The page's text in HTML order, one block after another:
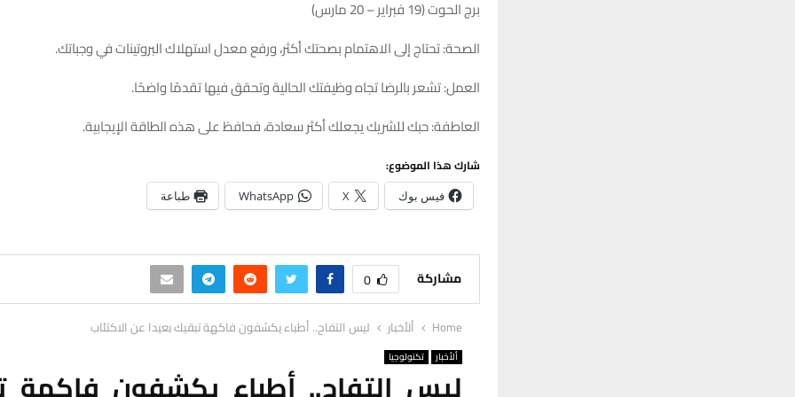
برج الحوت (19 فبراير – 20 مارس)
الصحة: تحتاج إلى الاهتمام بصحتك أكثر، ورفع معدل استهلاك البروتينات في وجباتك.
العمل: تشعر بالرضا تجاه وظيفتك الحالية وتحقق فيها تقدمًا واضحًا.
العاطفة: حبك للشريك يجعلك أكثر سعادة، فحافظ على هذه الطاقة الإيجابية.
شارك هذا الموضوع:
فيس بوك X
WhatsApp طباعة
مشاركة 0
Home ألأخبار ليس التفاح.. أطباء يكشفون فاكهة تبقيك بعيدا عن الاكتئاب
ألأخبار تكنولوجيا